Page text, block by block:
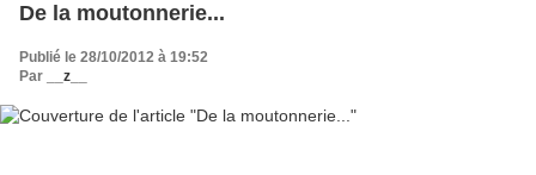
De la moutonnerie...
Publié le 28/10/2012 à 19:52
Par
__z__